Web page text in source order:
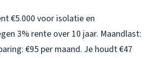
€5.000 voor isolatie en
3% rente over 10 jaar. Maandlast:
€95 per maand. Je houdt €47